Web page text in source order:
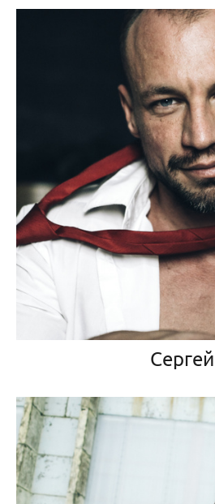
Сергей